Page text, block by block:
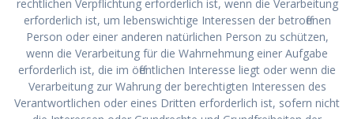
rechtlichen Verpflichtung erforderlich ist, wenn die Verarbeitung
erforderlich ist, um lebenswichtige Interessen der betroffenen
Person oder einer anderen natürlichen Person zu schützen,
wenn die Verarbeitung für die Wahrnehmung einer Aufgabe
erforderlich ist, die im öffentlichen Interesse liegt oder wenn die
Verarbeitung zur Wahrung der berechtigten Interessen des
Verantwortlichen oder eines Dritten erforderlich ist, sofern nicht